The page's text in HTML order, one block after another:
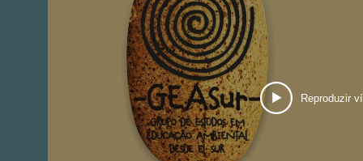
Reproduzir